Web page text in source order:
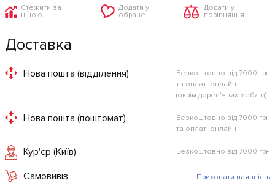
Стежити за
ціною
Додати у
обране
Додати у
порівняння
Доставка
Нова пошта (відділення)
Безкоштовно від 7000 грн
та оплаті онлайн
(окрім дерев'яних меблів)
Нова пошта (поштомат)
Безкоштовно від 7000 грн
та оплаті онлайн
Кур'єр (Київ) Безкоштовно від 7000 грн
Самовивіз Приховати наявність